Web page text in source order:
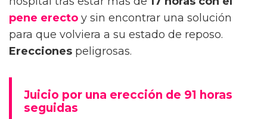
pene erecto y sin encontrar una solución
para que volviera a su estado de reposo.
Erecciones peligrosas.
Juicio por una erección de 91 horas
seguidas